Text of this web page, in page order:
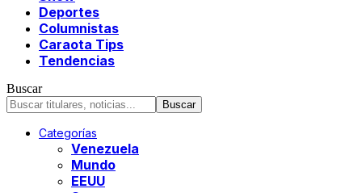
Deportes
Columnistas
Caraota Tips
Tendencias
Buscar
Categorías
Venezuela
Mundo
EEUU